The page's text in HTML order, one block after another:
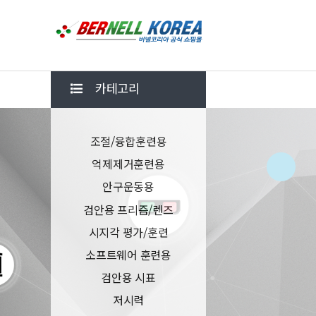
카테고리
조절/융합훈련용
억제제거훈련용
안구운동용
검안용 프리즘/렌즈
시지각 평가/훈련
소프트웨어 훈련용
검안용 시표
저시력